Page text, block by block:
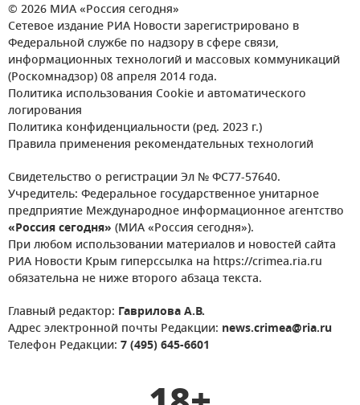
© 2026 МИА «Россия сегодня»
Сетевое издание РИА Новости зарегистрировано в
Федеральной службе по надзору в сфере связи,
информационных технологий и массовых коммуникаций
(Роскомнадзор) 08 апреля 2014 года.
Политика использования Cookie и автоматического
логирования
Политика конфиденциальности (ред. 2023 г.)
Правила применения рекомендательных технологий
Свидетельство о регистрации Эл № ФС77-57640.
Учредитель: Федеральное государственное унитарное
предприятие Международное информационное агентство
«Россия сегодня» (МИА «Россия сегодня»).
При любом использовании материалов и новостей сайта
РИА Новости Крым гиперссылка на https://crimea.ria.ru
обязательна не ниже второго абзаца текста.
Главный редактор: Гаврилова А.В.
Адрес электронной почты Редакции: news.crimea@ria.ru
Телефон Редакции: 7 (495) 645-6601